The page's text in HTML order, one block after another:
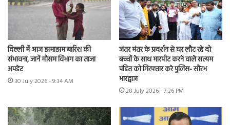
दिल्ली में आज झमाझम बारिश की
संभावना, जानें मौसम विभाग का ताजा
अपडेट
30 July 2026 - 9:34 AM
जंतर मंतर के प्रदर्शन से घर लौट रहे दो
बच्चों के साथ मारपीट करने वाले सत्यम
पंडित को गिरफ्तार करे पुलिस- सौरभ
भारद्वाज
28 July 2026 - 7:26 PM